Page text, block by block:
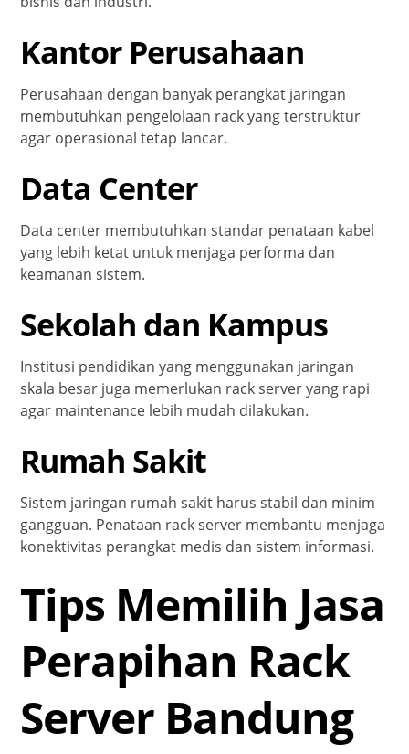
Kantor Perusahaan
Perusahaan dengan banyak perangkat jaringan
membutuhkan pengelolaan rack yang terstruktur
agar operasional tetap lancar.
Data Center
Data center membutuhkan standar penataan kabel
yang lebih ketat untuk menjaga performa dan
keamanan sistem.
Sekolah dan Kampus
Institusi pendidikan yang menggunakan jaringan
skala besar juga memerlukan rack server yang rapi
agar maintenance lebih mudah dilakukan.
Rumah Sakit
Sistem jaringan rumah sakit harus stabil dan minim
gangguan. Penataan rack server membantu menjaga
konektivitas perangkat medis dan sistem informasi.
Tips Memilih Jasa
Perapihan Rack
Server Bandung